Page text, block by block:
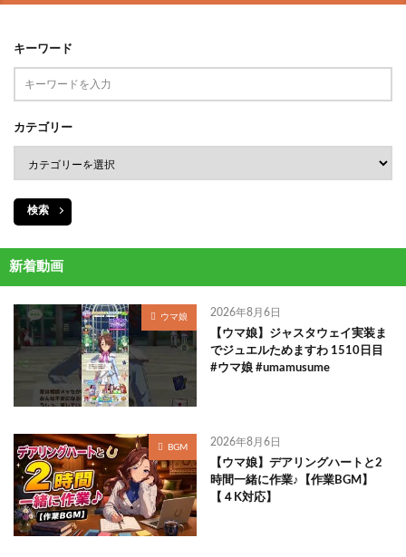
キーワード
カテゴリー
検索
新着動画
ウマ娘 2026年8月6日
【ウマ娘】ジャスタウェイ実装ま
でジュエルためますわ 1510日目
#ウマ娘 #umamusume
BGM 2026年8月6日
【ウマ娘】デアリングハートと2
時間一緒に作業♪【作業BGM】
【４K対応】